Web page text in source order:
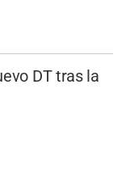
DT tras la